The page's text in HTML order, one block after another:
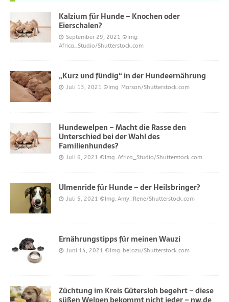
Kalzium für Hunde – Knochen oder
Eierschalen?
September 29, 2021 ©Img.
Africa_Studio/Shutterstock.com
„Kurz und fündig“ in der Hundeernährung
Juli 13, 2021 ©Img. Marsan/Shutterstock.com
Hundewelpen – Macht die Rasse den
Unterschied bei der Wahl des
Familienhundes?
Juli 6, 2021 ©Img. Africa_Studio/Shutterstock.com
Ulmenride für Hunde – der Heilsbringer?
Juli 5, 2021 ©Img. Amy_Rene/Shutterstock.com
Ernährungstipps für meinen Wauzi
Juni 14, 2021 ©Img. belozu/Shutterstock.com
Züchtung im Kreis Gütersloh begehrt – diese